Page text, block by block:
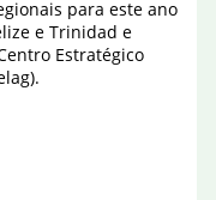
para este ano
e Trinidad e
Estratégico